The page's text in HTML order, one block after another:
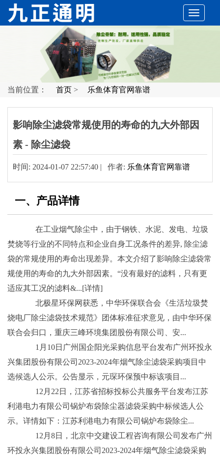
切
导
当前位置： 首页 > 乐鱼体育官网靠谱
影响除尘滤袋常规使用的寿命的九大外部因
素 - 除尘滤袋
时间: 2024-01-07 22:57:40 | 作者: 乐鱼体育官网靠谱
一、产品详情
在工业烟气除尘中，由于钢铁、水泥、发电、垃圾
焚烧等行业的不同特点和企业自身工况条件的差异, 除尘滤
袋的常规使用的寿命出现差异。本文介绍了影响除尘滤袋常
规使用的寿命的九大外部因素。“没有最好的滤料，只有更
适应其工况的滤料&...[详情]
北极星环保网获悉，中华环保联合会《生活垃圾焚
烧电厂除尘滤袋技术规范》团体标准征求意见，由中华环保
联合会归口，重庆三峰环境集团股份有限公司、安...
1月10日广州国企阳光采购信息平台发布广州环投永
兴集团股份有限公司2023-2024年烟气除尘滤袋采购项目中
选候选人公示。公告显示，元琛环保预中标该项目...
12月22日，江苏省招标投标公共服务平台发布江苏
利港电力有限公司锅炉布袋除尘器滤袋采购中标候选人公
示。详情如下：江苏利港电力有限公司锅炉布袋除尘...
12月8日，北京中交建设工程咨询有限公司发布广州
环投永兴集团股份有限公司2023-2024年烟气除尘滤袋采购